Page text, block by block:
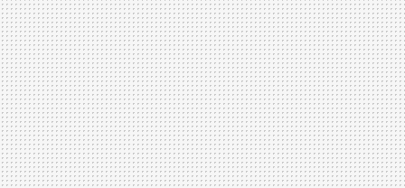
MAIL